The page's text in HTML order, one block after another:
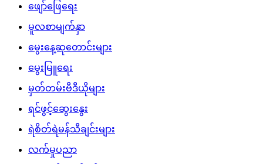
ဖျော်ဖြေရေး
မူလစာမျက်နှာ
မွေးနေ့ဆုတောင်းများ
မွေးမြူရေး
မှတ်တမ်းဗီဒီယိုများ
ရင်ဖွင့်ဆွေးနွေး
ရဲစိတ်ရဲမန်သီချင်းများ
လက်မှုပညာ